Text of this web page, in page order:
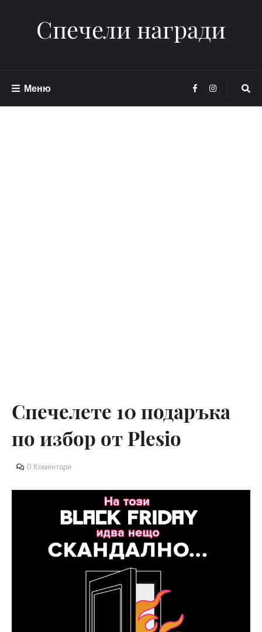
Спечели награди
Меню
Спечелете 10 подаръка
по избор от Plesio
0 Коментари